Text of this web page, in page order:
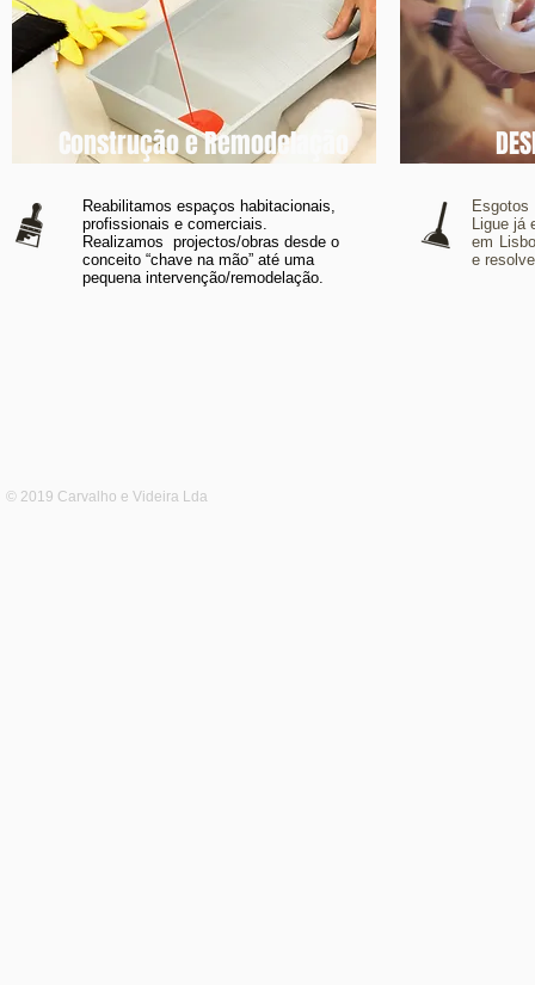
Construção e Remodelação
Reabilitamos espaços habitacionais,
profissionais e comerciais.
Realizamos projectos/obras desde o
conceito “chave na mão” até uma
pequena intervenção/remodelação.
Ligue já
em
e
© 2019 Carvalho e Videira Lda